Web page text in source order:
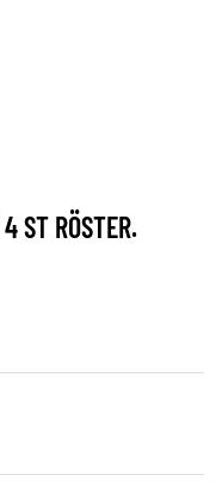
4ST RÖSTER.